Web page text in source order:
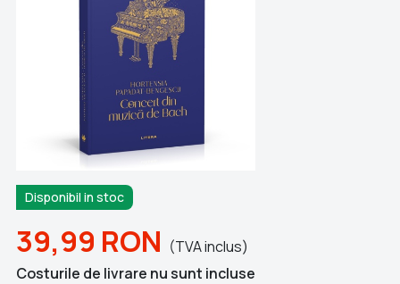
Disponibil in stoc
39,99 RON (TVA inclus)
Costurile de livrare nu sunt incluse